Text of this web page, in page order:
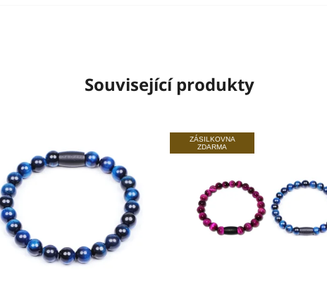
Související produkty
ZÁSILKOVNA
ZDARMA